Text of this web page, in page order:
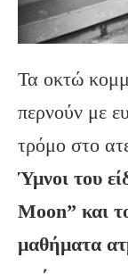
Τα οκτώ
περνούν με
τρόμο στο
Ύμνοι του
Moon” και
μαθήματα